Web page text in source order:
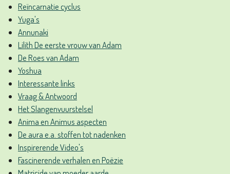
Reïncarnatie cyclus
Yuga's
Annunaki
Lilith De eerste vrouw van Adam
De Roes van Adam
Yoshua
Interessante links
Vraag & Antwoord
Het Slangenvuurstelsel
Anima en Animus aspecten
De aura e.a. stoffen tot nadenken
Inspirerende Video's
Fascinerende verhalen en Poëzie